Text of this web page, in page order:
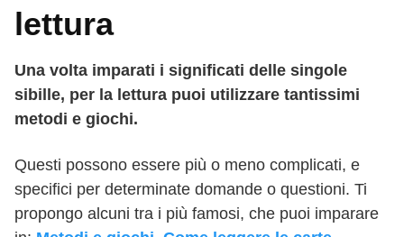
lettura
Una volta imparati i significati delle singole
sibille, per la lettura puoi utilizzare tantissimi
metodi e giochi.
Questi possono essere più o meno complicati, e
specifici per determinate domande o questioni. Ti
propongo alcuni tra i più famosi, che puoi imparare